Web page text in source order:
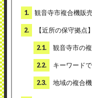
1. 観音寺市複合機販
2. 【近所の保守拠点
2.1. 観音寺市の
2.2. キーワード
2.3. 地域の複合